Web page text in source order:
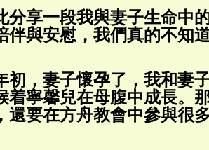
分享一段我與妻子生命中
伴與安慰，我們真的不知
初，妻子懷孕了，我和妻
着寧馨兒在母腹中成長。
還要在方舟教會中參與很